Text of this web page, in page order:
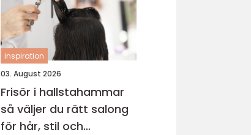
inspiration
03. August 2026
Frisör i hallstahammar
så väljer du rätt salong
för hår, stil och